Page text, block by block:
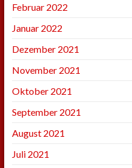
Februar 2022
Januar 2022
Dezember 2021
November 2021
Oktober 2021
September 2021
August 2021
Juli 2021